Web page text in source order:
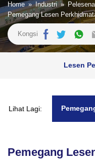
Home » Industri »
Pemegang Lesen
Kongsi
Lesen
Lihat Lagi:
Pemegang